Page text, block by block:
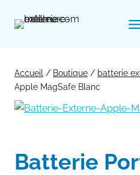
Accueil / Boutique / batterie
Apple MagSafe Blanc
Batterie